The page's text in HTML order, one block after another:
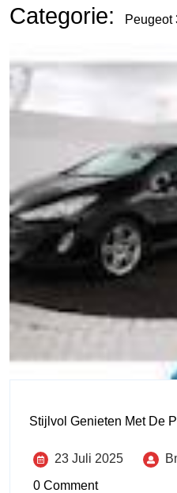
Categorie: Peugeot
Stijlvol Genieten Met De
23 Juli 2025
0 Comment